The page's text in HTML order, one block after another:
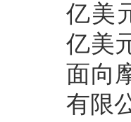
亿美
亿美
面向
有限